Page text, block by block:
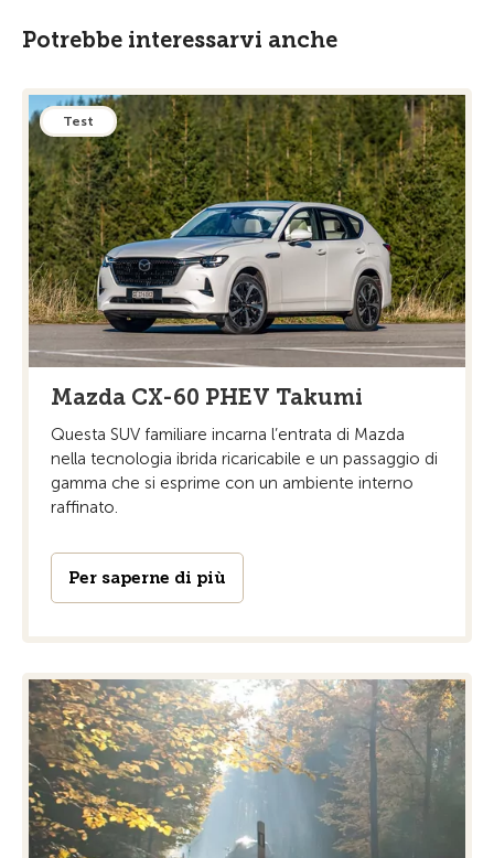
Potrebbe interessarvi anche
Test
Mazda CX-60 PHEV Takumi
Questa SUV familiare incarna l’entrata di Mazda
nella tecnologia ibrida ricaricabile e un passaggio di
gamma che si esprime con un ambiente interno
raffinato.
Per saperne di più